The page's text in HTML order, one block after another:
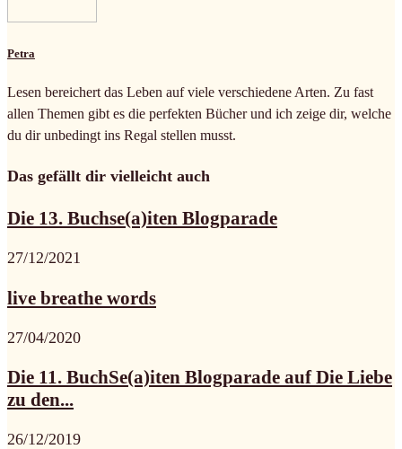
Petra
Lesen bereichert das Leben auf viele verschiedene Arten. Zu fast
allen Themen gibt es die perfekten Bücher und ich zeige dir, welche
du dir unbedingt ins Regal stellen musst.
Das gefällt dir vielleicht auch
Die 13. Buchse(a)iten Blogparade
27/12/2021
live breathe words
27/04/2020
Die 11. BuchSe(a)iten Blogparade auf Die Liebe
zu den...
26/12/2019